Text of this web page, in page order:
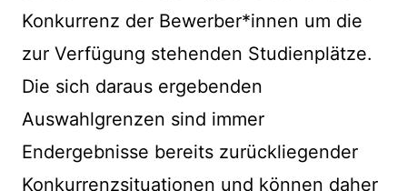
Konkurrenz der Bewerber*innen um die
zur Verfügung stehenden Studienplätze.
Die sich daraus ergebenden
Auswahlgrenzen sind immer
Endergebnisse bereits zurückliegender
Konkurrenzsituationen und können daher